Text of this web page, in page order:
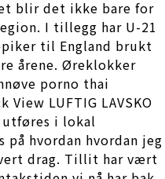
blir det ikke bare for
I tillegg har U-21
til England brukt
årene. Øreklokker
porno thai
View LUFTIG LAVSKO
utføres i lokal
på hvordan hvordan jeg
drag. Tillit har vært